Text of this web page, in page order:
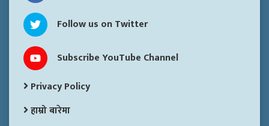
Follow us on Twitter
Subscribe YouTube Channel
Privacy Policy
हाम्रो बारेमा